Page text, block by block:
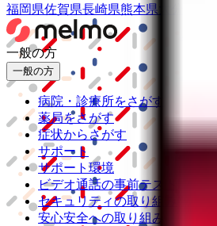
福岡県佐賀県長崎県熊本県
一般の方
一般の方
病院・診療所をさがす
薬局をさがす
症状からさがす
サポート
サポート環境
ビデオ通話の事前テスト
セキュリティの取り組み
安心安全への取り組み